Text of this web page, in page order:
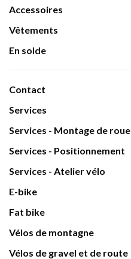
Accessoires
Vêtements
En solde
Contact
Services
Services - Montage de roue
Services - Positionnement
Services - Atelier vélo
E-bike
Fat bike
Vélos de montagne
Vélos de gravel et de route